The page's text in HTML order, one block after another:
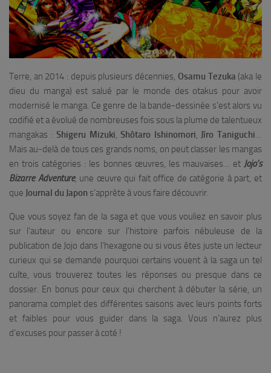
Terre, an 2014 : depuis plusieurs décennies, Osamu Tezuka (aka le
dieu du manga) est salué par le monde des otakus pour avoir
modernisé le manga. Ce genre de la bande-dessinée s’est alors vu
codifié et a évolué de nombreuses fois sous la plume de talentueux
mangakas :Shigeru Mizuki,Shôtaro Ishinomori, Jîro Taniguchi…
Mais au-delà de tous ces grands noms, on peut classer les mangas
en trois catégories : les bonnes œuvres, les mauvaises… et Jojo’s
Bizarre Adventure, une œuvre qui fait office de catégorie à part, et
que Journal du Japon s’apprête à vous faire découvrir.
Que vous soyez fan de la saga et que vous vouliez en savoir plus
sur l’auteur ou encore sur l’histoire parfois nébuleuse de la
publication de Jojo dans l’hexagone ou si vous êtes juste un lecteur
curieux qui se demande pourquoi certains vouent à la saga un tel
culte, vous trouverez toutes les réponses ou presque dans ce
dossier. En bonus pour ceux qui cherchent à débuter la série, un
panorama complet des différentes saisons avec leurs points forts
et faibles pour vous guider dans la saga. Vous n’aurez plus
d’excuses pour passer à coté !